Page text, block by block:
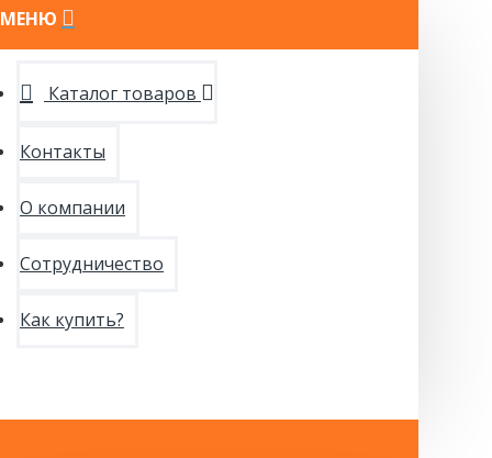
МЕНЮ
Каталог товаров
Контакты
О компании
Сотрудничество
Как купить?